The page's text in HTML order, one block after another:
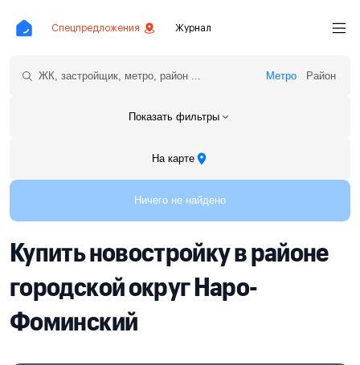
Спецпредложения Журнал
Метро Район
Показать фильтры
На карте
Ничего не найдено
Купить новостройку в районе
городской округ Наро-
Фоминский